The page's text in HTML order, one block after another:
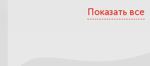
протоколе и отказе от
Показать все